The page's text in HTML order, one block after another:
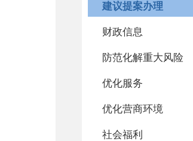
建议提案办理
财政信息
防范化解重大风险
优化服务
优化营商环境
社会福利